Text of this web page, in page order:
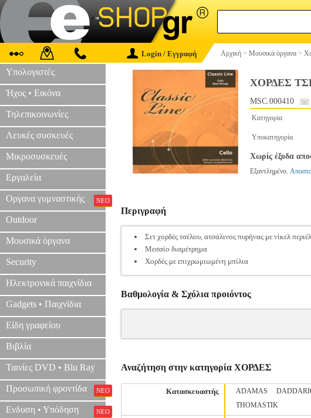
Login / Εγγραφή Αρχική > Μουσικά όργανα >
Υπολογιστές
Ήχος • Εικόνα
Τηλεπικοινωνίες
Λευκές συσκευές
Μικροσυσκευές
Εργαλεία
Οργανα γυμναστικής ΝΕΟ
Outdoor
Μουσικά όργανα
Security
Ηλεκτρονικά παιχνίδια
Gadgets • Παιχνίδια
Είδη γραφείου
Βιβλία
Ταινίες DVD • Blu Ray
Προσωπική φροντίδα ΝΕΟ
Ενδυση • Υπόδηση ΝΕΟ
ΧΟΡΔΕΣ
MSC.000410
Κατηγορία
Υποκατηγορία
Χωρίς έξοδα
Εξαντλημένο.
Περιγραφή
Σετ χορδές τσέλου, ατσάλινος πυρήνας με νίκελ
Μεσαίο διαμέτρημα
Χορδές με επιχρωμιωμένη μπίλια
Βαθμολογία & Σχόλια προιόντος
Αναζήτηση στην κατηγορία ΧΟΡΔΕΣ
Κατασκευαστής ADAMAS
THOMASTIK